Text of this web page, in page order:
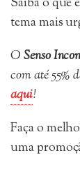
tema mais
OSenso
com até 55%
aqui!
Faça o
uma